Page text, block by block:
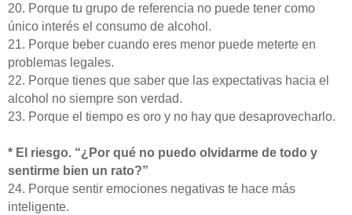
20. Porque tu grupo de referencia no puede tener como
único interés el consumo de alcohol.
21. Porque beber cuando eres menor puede meterte en
problemas legales.
22. Porque tienes que saber que las expectativas hacia el
alcohol no siempre son verdad.
23. Porque el tiempo es oro y no hay que desaprovecharlo.
* El riesgo. “¿Por qué no puedo olvidarme de todo y
sentirme bien un rato?”
24. Porque sentir emociones negativas te hace más
inteligente.